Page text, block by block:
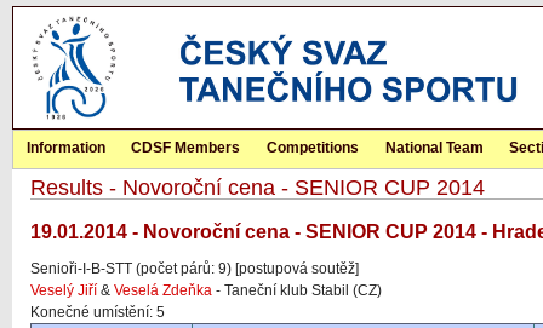
Information CDSF Members Competitions National Team
Results - Novoroční cena - SENIOR CUP 2014
19.01.2014 - Novoroční cena - SENIOR CUP 2014 -
Senioři-I-B-STT (počet párů: 9) [postupová soutěž]
Veselý Jiří & Veselá Zdeňka - Taneční klub Stabil (CZ)
Konečné umístění: 5